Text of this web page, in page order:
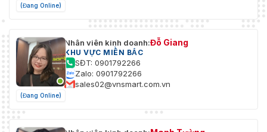
(Đang Online)
(Đang Online)
Nhân viên kinh doanh:Đỗ Giang
KHU VỰC MIỀN BẮC
SĐT: 0901792266
Zalo: 0901792266
sales02@vnsmart.com.vn